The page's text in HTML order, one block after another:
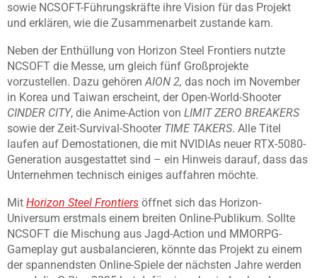
sowie NCSOFT-Führungskräfte ihre Vision für das Projekt
und erklären, wie die Zusammenarbeit zustande kam.
Neben der Enthüllung von Horizon Steel Frontiers nutzte
NCSOFT die Messe, um gleich fünf Großprojekte
vorzustellen. Dazu gehören AION 2, das noch im November
in Korea und Taiwan erscheint, der Open-World-Shooter
CINDER CITY, die Anime-Action von LIMIT ZERO BREAKERS
sowie der Zeit-Survival-Shooter TIME TAKERS. Alle Titel
laufen auf Demostationen, die mit NVIDIAs neuer RTX-5080-
Generation ausgestattet sind – ein Hinweis darauf, dass das
Unternehmen technisch einiges auffahren möchte.
Mit Horizon Steel Frontiers öffnet sich das Horizon-
Universum erstmals einem breiten Online-Publikum. Sollte
NCSOFT die Mischung aus Jagd-Action und MMORPG-
Gameplay gut ausbalancieren, könnte das Projekt zu einem
der spannendsten Online-Spiele der nächsten Jahre werden